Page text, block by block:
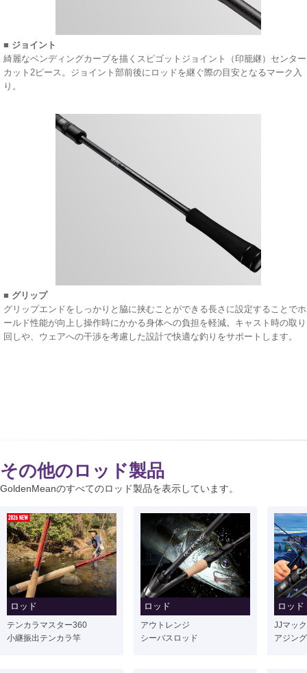
■ ジョイント
綺麗なベンディングカーブを描くスピゴットジョイント（印籠継）センター
カット2ピース。ジョイント部前後にロッドを継ぐ際の目安となるマーク入
り。
■ グリップ
グリップエンドをしっかりと脇に挟むことができる長さに設定することでホ
ールド性能が向上し操作時にかかる身体への負担を軽減。キャスト時の取り
回しや、ウェアへの干渉を考慮した設計で快適な釣りをサポートします。
その他のロッド製品
GoldenMeanのすべてのロッド製品を表示しています。
ロッド
テンカラマスター360
小継振出テンカラ竿
ロッド
アウトレンジ
シーバスロッド
ロッド
JJマック
アジン